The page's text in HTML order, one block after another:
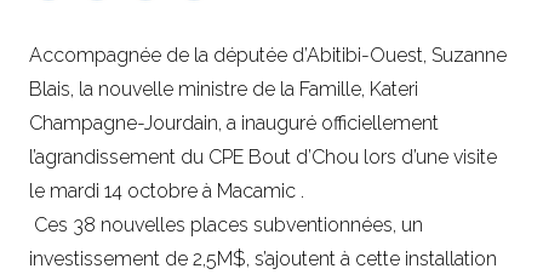
Accompagnée de la députée d’Abitibi-Ouest, Suzanne
Blais, la nouvelle ministre de la Famille, Kateri
Champagne-Jourdain, a inauguré officiellement
l’agrandissement du CPE Bout d’Chou lors d’une visite
le mardi 14 octobre à Macamic .
Ces 38 nouvelles places subventionnées, un
investissement de 2,5M$, s’ajoutent à cette installation